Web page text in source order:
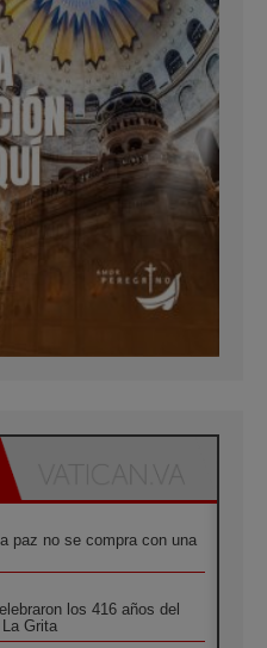
paz no se compra con una
los 416 años del
Grita